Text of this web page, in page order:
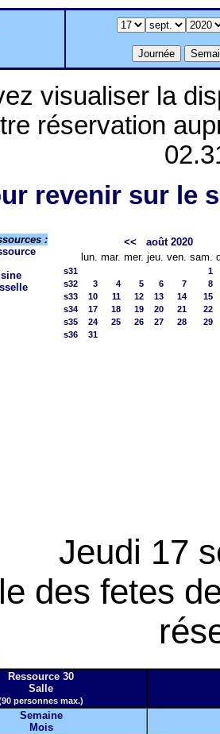
visualiser la
réservation
revenir sur le
:
<<
août 2020
lun. mar. mer. jeu. ven. sam.
s31
1
s32
3 4 5 6 7
8
s33
10 11 12 13 14
15
s34
17 18 19 20 21
22
s35
24 25 26 27 28
29
s36
31
Jeudi 17
des fetes
Ressource 30
Salle
personnes max.)
Semaine
Mois